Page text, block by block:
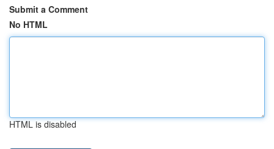
Submit a Comment
No HTML
HTML is disabled